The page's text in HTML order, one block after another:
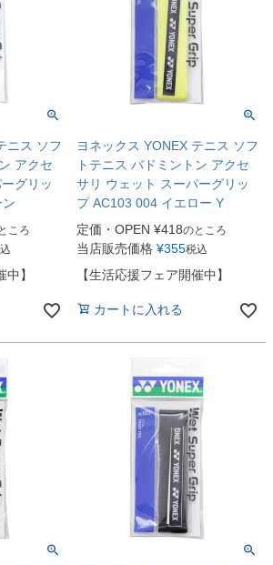
ニス ソフ
アクセ
グリッ
ころ
】
ヨネックス YONEX テニス ソフ
トテニス バドミントン アクセ
サリ ウェット スーパーグリッ
プ AC103 004 イエロー Y
定価・OPEN ¥418のところ
当店販売価格 ¥355税込
【生活応援フェア開催中】
カートに入れる